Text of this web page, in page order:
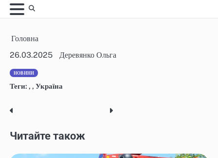
Skip
to
Головна
26.03.2025
Деревянко Ольга
НОВИНИ
Теги: , , Україна
Post
navigation
Читайте також